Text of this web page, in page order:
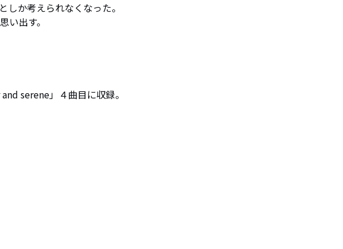
しか考えられなくなった。
い出す。
serene」４曲目に収録。